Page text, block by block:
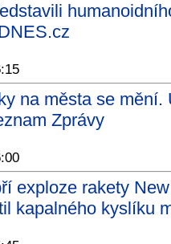
na města se
Zprávy
exploze rakety
kapalného kyslíku